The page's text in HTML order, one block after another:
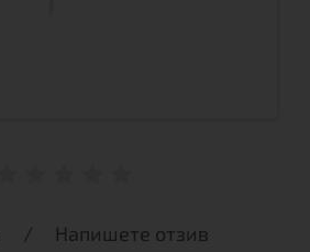
/ Напишете отзив